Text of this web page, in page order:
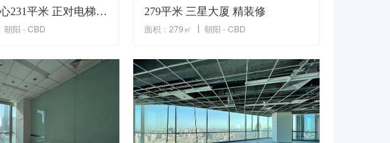
复星国际中心231平米 正对电梯 精装修带家具 拎包入驻
朝阳 - CBD
279平米 三星大厦 精装修
面积：279㎡
朝阳 - CBD